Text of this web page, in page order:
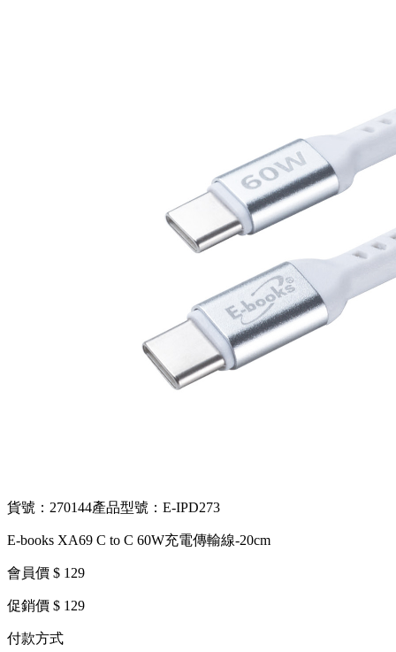
貨號：270144產品型號：E-IPD273
E-books XA69 C to C 60W充電傳輸線-20cm
會員價 $ 129
促銷價 $ 129
付款方式